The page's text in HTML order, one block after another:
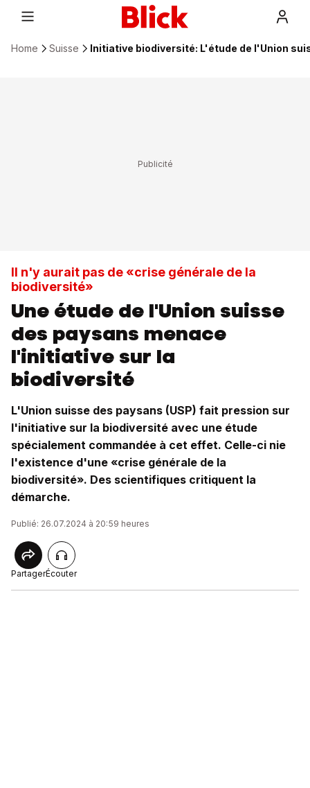
Home Suisse Initiative biodiversité: L'étude de l'Union
Il n'y aurait pas de «crise générale de la
biodiversité»
Une étude de l'Union suisse
des paysans menace
l'initiative sur la
biodiversité
L'Union suisse des paysans (USP) fait pression sur
l'initiative sur la biodiversité avec une étude
spécialement commandée à cet effet. Celle-ci nie
l'existence d'une «crise générale de la
biodiversité». Des scientifiques critiquent la
démarche.
Publié: 26.07.2024 à 20:59 heures
PartagerÉcouter